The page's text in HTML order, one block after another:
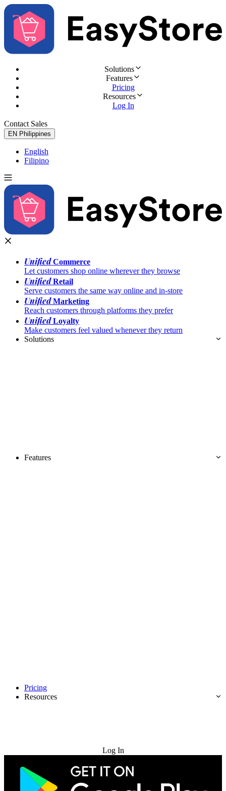
Solutions
Features
Pricing
Resources
Log In
Contact Sales
EN Philippines
English
Filipino
UnifiedCommerce
Let customers shop online wherever they browse
UnifiedRetail
Serve customers the same way online and in-store
UnifiedMarketing
Reach customers through platforms they prefer
UnifiedLoyalty
Make customers feel valued whenever they return
Solutions
Features
Pricing
Resources
Log In